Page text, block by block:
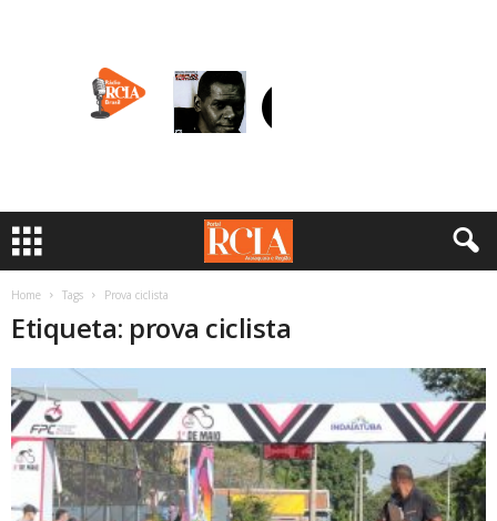
Home Tags Prova ciclista
Etiqueta: prova ciclista